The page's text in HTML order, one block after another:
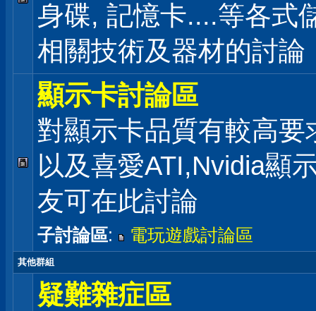
身碟, 記憶卡....等各式
相關技術及器材的討論
顯示卡討論區
對顯示卡品質有較高要
以及喜愛ATI,Nvidia顯
友可在此討論
子討論區: 電玩遊戲討論區
其他群組
疑難雜症區